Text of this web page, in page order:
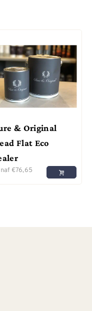
& Original
Flat Eco
€76,65